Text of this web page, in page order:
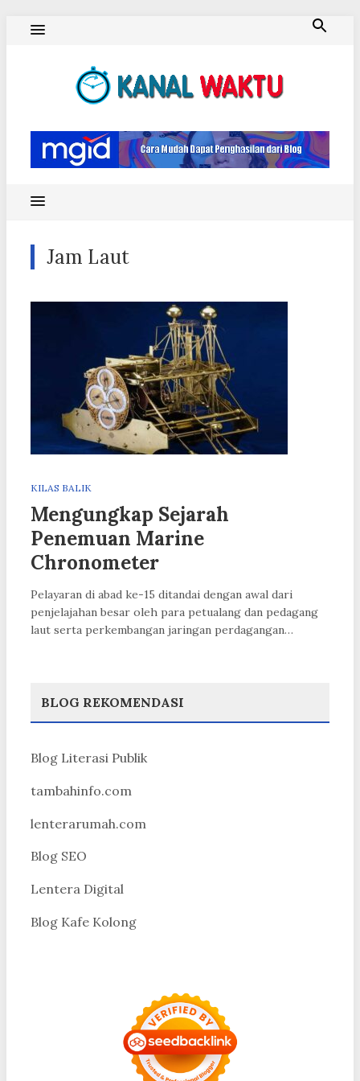
Jam Laut
KILAS BALIK
Mengungkap Sejarah
Penemuan Marine
Chronometer
Pelayaran di abad ke-15 ditandai dengan awal dari
penjelajahan besar oleh para petualang dan pedagang
laut serta perkembangan jaringan perdagangan…
BLOG REKOMENDASI
Blog Literasi Publik
tambahinfo.com
lenterarumah.com
Blog SEO
Lentera Digital
Blog Kafe Kolong